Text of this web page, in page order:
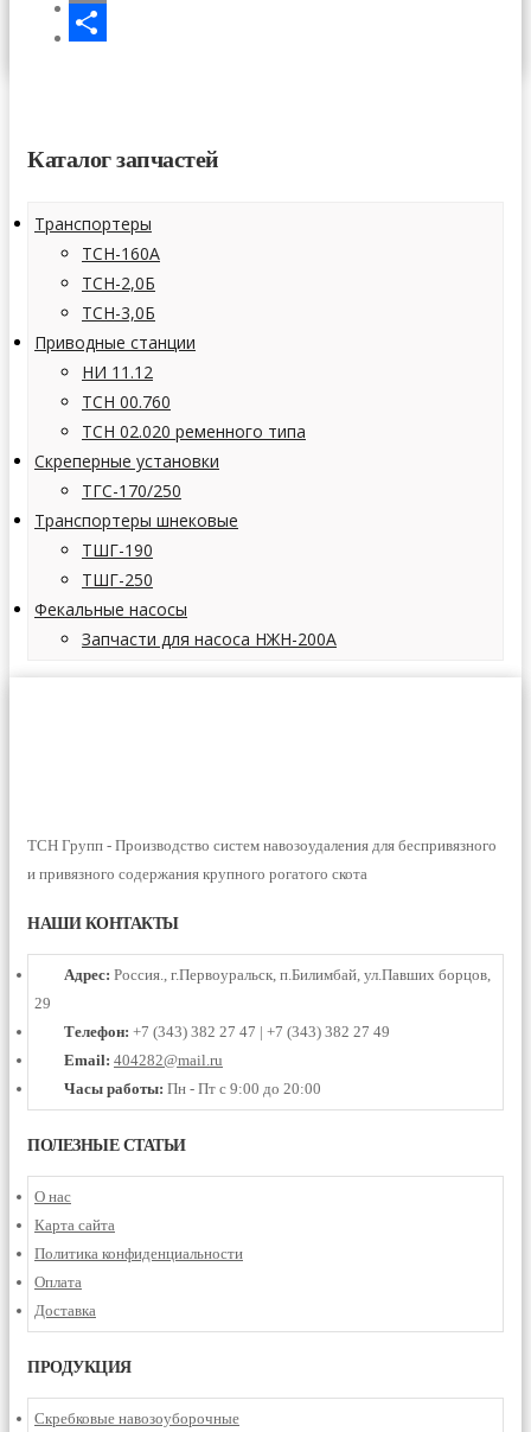
Email
Каталог запчастей
Транспортеры
ТСН-160А
ТСН-2,0Б
ТСН-3,0Б
Приводные станции
НИ 11.12
ТСН 00.760
ТСН 02.020 ременного типа
Скреперные установки
ТГС-170/250
Транспортеры шнековые
ТШГ-190
ТШГ-250
Фекальные насосы
Запчасти для насоса НЖН-200А
ТСН Групп - Производство систем навозоудаления для беспривязного
и привязного содержания крупного рогатого скота
НАШИ КОНТАКТЫ
Адрес: Россия., г.Первоуральск, п.Билимбай, ул.Павших борцов,
29
Телефон: +7 (343) 382 27 47 | +7 (343) 382 27 49
Email: 404282@mail.ru
Часы работы: Пн - Пт с 9:00 до 20:00
ПОЛЕЗНЫЕ СТАТЬИ
О нас
Карта сайта
Политика конфиденциальности
Оплата
Доставка
ПРОДУКЦИЯ
Скребковые навозоуборочные